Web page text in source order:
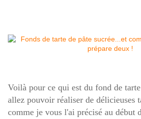
Voilà pour ce qui est du fond de
allez pouvoir réaliser de délicieuses
comme je vous l'ai précisé au début